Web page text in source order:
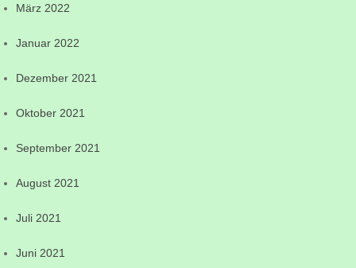
März 2022
Januar 2022
Dezember 2021
Oktober 2021
September 2021
August 2021
Juli 2021
Juni 2021